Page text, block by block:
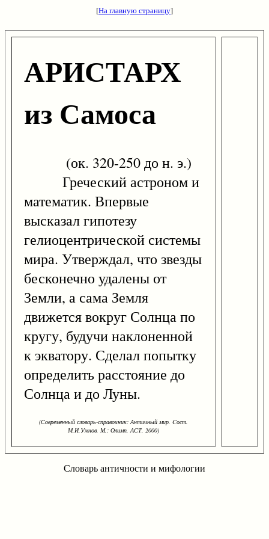
[На главную страницу]
АРИСТАРХ
из Самоса
(ок. 320-250 до н. э.)
Греческий астроном и
математик. Впервые
высказал гипотезу
гелиоцентрической системы
мира. Утверждал, что звезды
бесконечно удалены от
Земли, а сама Земля
движется вокруг Солнца по
кругу, будучи наклоненной
к экватору. Сделал попытку
определить расстояние до
Солнца и до Луны.
(Современный словарь-справочник: Античный мир. Cост.
М.И.Умнов. М.: Олимп, АСТ, 2000)
Словарь античности и мифологии